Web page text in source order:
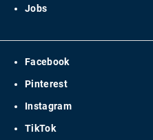
Jobs
Facebook
Pinterest
Instagram
TikTok